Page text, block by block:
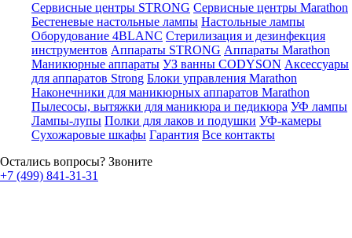
Сервисные центры STRONG Сервисные центры Marathon
Бестеневые настольные лампы Настольные лампы
Оборудование 4BLANC Стерилизация и дезинфекция
инструментов Аппараты STRONG Аппараты Marathon
Маникюрные аппараты УЗ ванны CODYSON Аксессуары
для аппаратов Strong Блоки управления Marathon
Наконечники для маникюрных аппаратов Marathon
Пылесосы, вытяжки для маникюра и педикюра УФ лампы
Лампы-лупы Полки для лаков и подушки УФ-камеры
Сухожаровые шкафы Гарантия Все контакты
Остались вопросы? Звоните
+7 (499) 841-31-31